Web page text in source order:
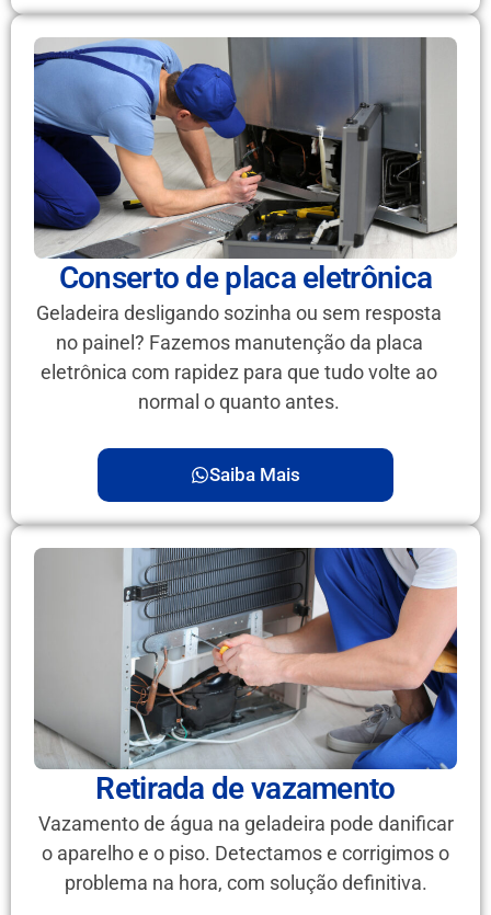
Conserto de placa eletrônica
Geladeira desligando sozinha ou sem resposta
no painel? Fazemos manutenção da placa
eletrônica com rapidez para que tudo volte ao
normal o quanto antes.
Saiba Mais
Retirada de vazamento
Vazamento de água na geladeira pode danificar
o aparelho e o piso. Detectamos e corrigimos o
problema na hora, com solução definitiva.